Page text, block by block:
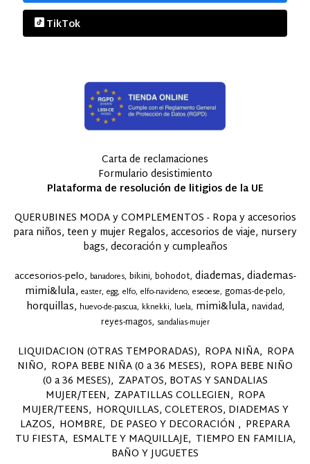
TikTok
Carta de reclamaciones
Formulario desistimiento
Plataforma de resolución de litigios de la UE
QUERUBINES MODA y COMPLEMENTOS - Ropa y accesorios
para niños, teen y mujer Regalos, accesorios de viaje, nursery
bags, decoración y cumpleaños
accesorios-pelo banadores bikini bohodot diademas diademas-
mimi&lula easter egg elfo elfo-navideno eseoese gomas-de-pelo
horquillas huevo-de-pascua kknekki luela mimi&lula navidad
reyes-magos sandalias-mujer
LIQUIDACION (OTRAS TEMPORADAS) ROPA NIÑA ROPA
NIÑO ROPA BEBE NIÑA (0 a 36 MESES) ROPA BEBE NIÑO
(0 a 36 MESES) ZAPATOS, BOTAS Y SANDALIAS
MUJER/TEEN ZAPATILLAS COLLEGIEN ROPA
MUJER/TEENS HORQUILLAS, COLETEROS, DIADEMAS Y
LAZOS HOMBRE DE PASEO Y DECORACIÓN
PREPARA
TU FIESTA ESMALTE Y MAQUILLAJE TIEMPO EN FAMILIA,
BAÑO Y JUGUETES